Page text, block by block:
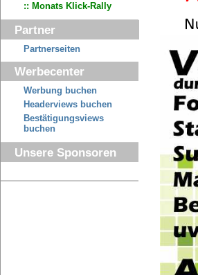
:: Monats Klick-Rally
Partner
Partnerseiten
Werbecenter
Werbung buchen
Headerviews buchen
Bestätigungsviews
buchen
Unsere Sponsoren